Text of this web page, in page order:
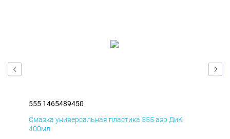
555 1465489450
Смазка универсальная пластика 555 аэр ДиК
400мл